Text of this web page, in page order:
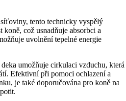
tento technicky vyspělý
koně, což usnadňuje absorbci a
uvolnění tepelné energie
umožňuje cirkulaci vzduchu, která
Efektivní při pomoci ochlazení a
je také doporučována pro koně na